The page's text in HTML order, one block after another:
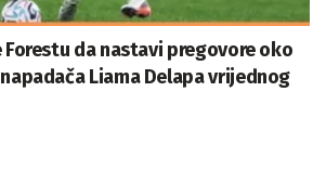
Forestu da nastavi pregovore oko
Liama Delapa vrijednog